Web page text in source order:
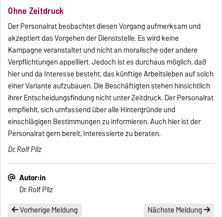
Ohne Zeitdruck
Der Personalrat beobachtet diesen Vorgang aufmerksam und
akzeptiert das Vorgehen der Dienststelle. Es wird keine
Kampagne veranstaltet und nicht an moralische oder andere
Verpflichtungen appelliert. Jedoch ist es durchaus möglich, daß
hier und da Interesse besteht, das künftige Arbeitsleben auf solch
einer Variante aufzubauen. Die Beschäftigten stehen hinsichtlich
ihrer Entscheidungsfindung nicht unter Zeitdruck. Der Personalrat
empfiehlt, sich umfassend über alle Hintergründe und
einschlägigen Bestimmungen zu informieren. Auch hier ist der
Personalrat gern bereit, Interessierte zu beraten.
Dr. Rolf Pilz
Autor:in
Dr. Rolf Pilz
Vorherige Meldung
Nächste Meldung